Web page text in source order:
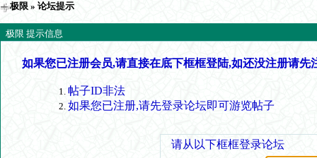
极限 » 论坛提示
极限 提示信息
如果您已注册会员,请直接在底下框框登陆,如还没注册请先
帖子ID非法
如果您已注册,请先登录论坛即可游览帖子
请从以下框框登录论坛